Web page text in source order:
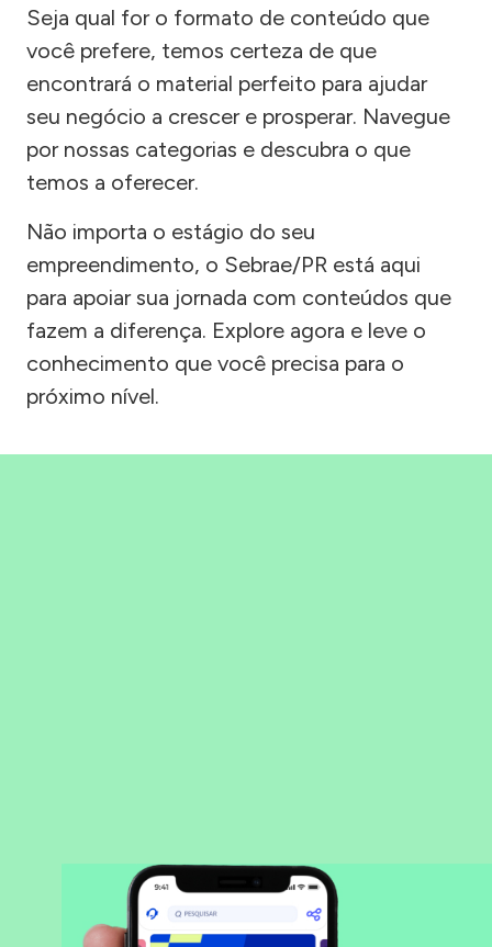
Seja qual for o formato de conteúdo que
você prefere, temos certeza de que
encontrará o material perfeito para ajudar
seu negócio a crescer e prosperar. Navegue
por nossas categorias e descubra o que
temos a oferecer.
Não importa o estágio do seu
empreendimento, o Sebrae/PR está aqui
para apoiar sua jornada com conteúdos que
fazem a diferença. Explore agora e leve o
conhecimento que você precisa para o
próximo nível.